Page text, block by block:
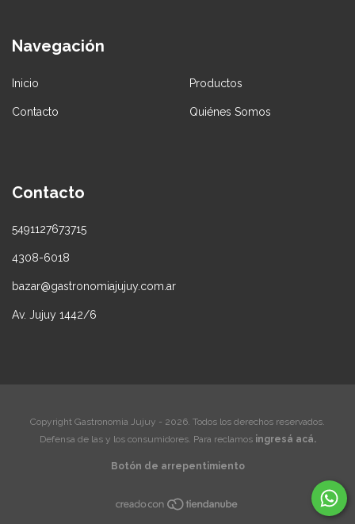
Navegación
Inicio Productos
Contacto Quiénes Somos
Contacto
5491127673715
4308-6018
bazar@gastronomiajujuy.com.ar
Av. Jujuy 1442/6
Copyright Gastronomia Jujuy - 2026. Todos los derechos reservados.
Defensa de las y los consumidores. Para reclamos ingresá acá.
Botón de arrepentimiento